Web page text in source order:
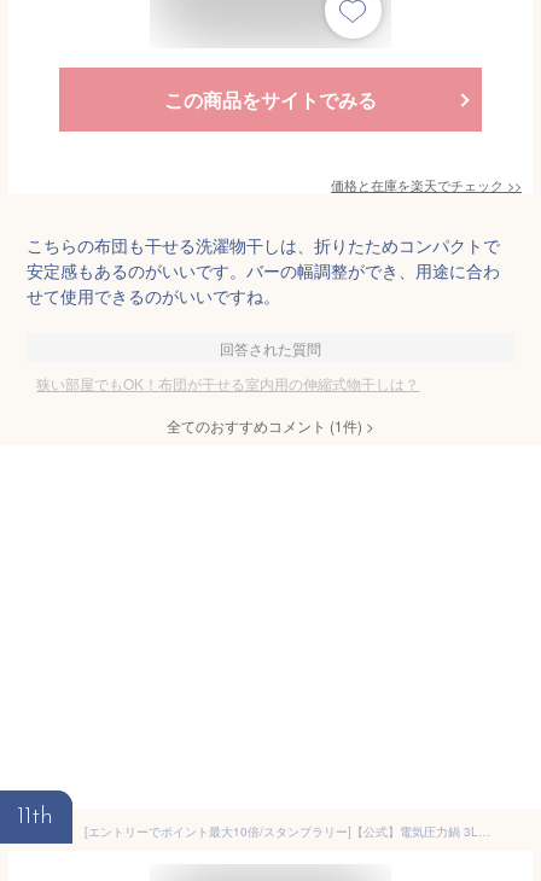
この商品をサイトでみる
価格と在庫を楽天でチェック >>
こちらの布団も干せる洗濯物干しは、折りたためコンパクトで
安定感もあるのがいいです。バーの幅調整ができ、用途に合わ
せて使用できるのがいいですね。
回答された質問
狭い部屋でもOK！布団が干せる室内用の伸縮式物干しは？
全てのおすすめコメント (1件) >
11th
[エントリーでポイント最大10倍/スタンプラリー]【公式】電気圧力鍋 3L アイリスオーヤマ 自動メニュー 圧力調理 圧力鍋 炊飯器 炊飯 3合 予約調理 保温 簡単 お手入れ 蒸し野菜 低温調理 無水調理 発酵 ホワイト ダークグレー PMPC-REMA3 KPC-REMA3[安心延長保証対象]